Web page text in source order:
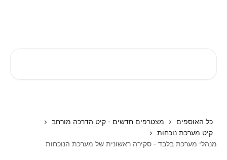
כל האוספים
מצטרפים חדשים - קיט הדרכה מורחב
קיט מערכת נוכחות
מנהלי מערכת בלבד - סקירה ראשונית של מערכת הנוכחות